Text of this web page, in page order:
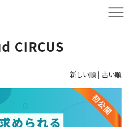
CIRCUS
新しい順 | 古い順